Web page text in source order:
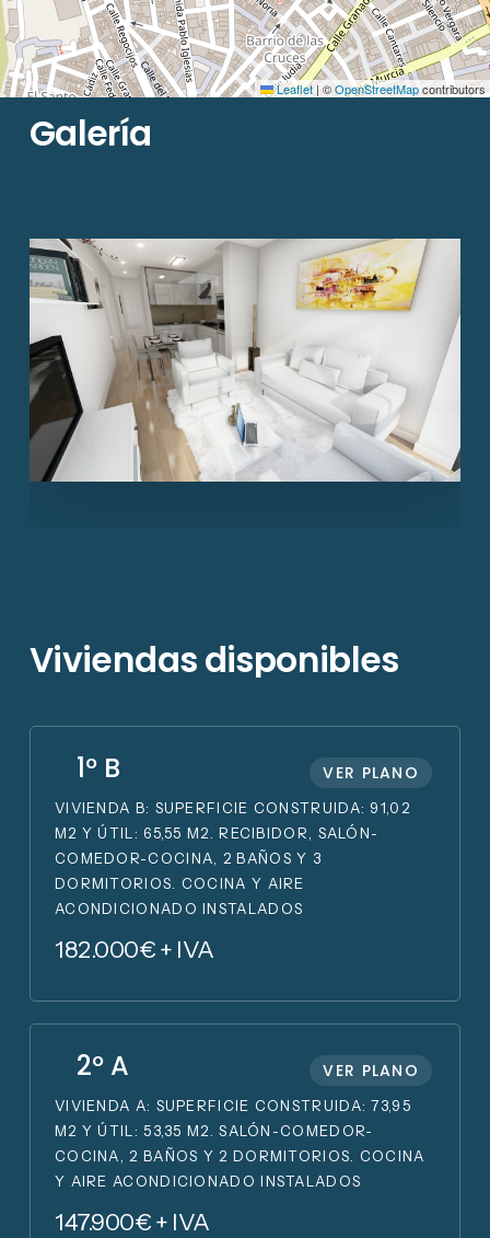
Leaflet | ©OpenStreetMapcontributors
Galería
Viviendasdisponibles
1º B
VIVIENDA B: SUPERFICIE CONSTRUIDA: 91,02
M2 Y ÚTIL: 65,55 M2. RECIBIDOR, SALÓN-
COMEDOR-COCINA, 2 BAÑOS Y 3
DORMITORIOS. COCINA Y AIRE
ACONDICIONADO INSTALADOS
182.000€ + IVA
VER PLANO
2º A
VIVIENDA A: SUPERFICIE CONSTRUIDA: 73,95
M2 Y ÚTIL: 53,35 M2. SALÓN-COMEDOR-
COCINA, 2 BAÑOS Y 2 DORMITORIOS. COCINA
Y AIRE ACONDICIONADO INSTALADOS
147.900€ + IVA
VER PLANO